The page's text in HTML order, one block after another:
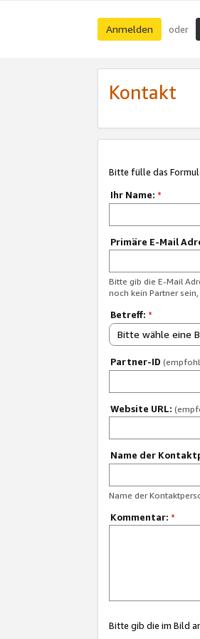
Anmelden oder
Kontakt
Bitte fülle das
Ihr Name: *
Primäre E-Mail
Bitte gib die E-Mail
noch kein Partner
Betreff: *
Bitte wähle eine
Partner-ID
Website URL:
Name der
Name der
Kommentar: *
Bitte gib die im Bild